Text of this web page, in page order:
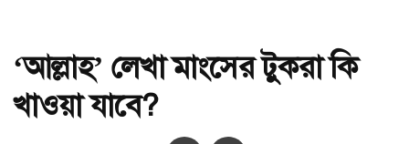
‘আল্লাহ’ লেখা মাংসের টুকরা কি
খাওয়া যাবে?